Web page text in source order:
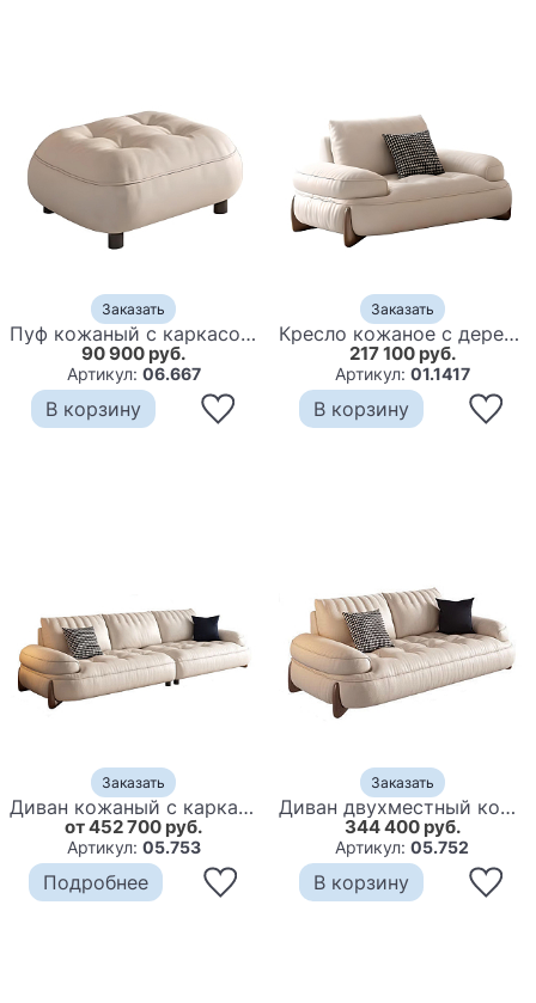
Заказать
Пуф кожаный с каркасом из массива дерева Furniture Medieval
90 900 руб.
Артикул: 06.667
В корзину
Заказать
Кресло кожаное с деревянным каркасом Furniture Medieval
217 100 руб.
Артикул: 01.1417
В корзину
Заказать
Диван кожаный с каркасом из массива дерева Furniture Medieval
от 452 700 руб.
Артикул: 05.753
Подробнее
Заказать
Диван двухместный кожаный с каркасом из массива дерева Furniture Medieval
344 400 руб.
Артикул:05.752
В корзину